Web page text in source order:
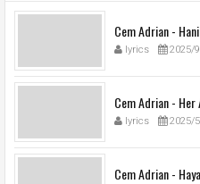
Cem Adrian -
lyrics 2025/
Cem Adrian - Her
lyrics 2025/
Cem Adrian -